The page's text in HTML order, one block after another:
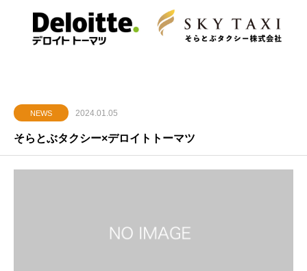
NEWS 2024.01.05
そらとぶタクシー×デロイトトーマツ